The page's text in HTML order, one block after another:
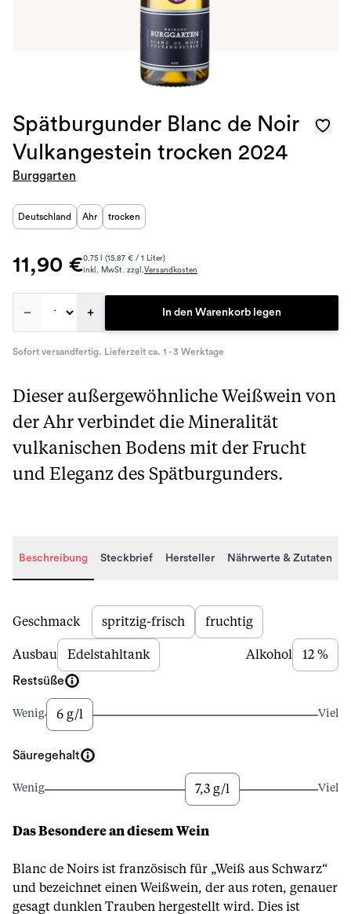
Spätburgunder Blanc de Noir
Vulkangestein trocken 2024
Burggarten
Deutschland Ahr trocken
11,90 €0.75 l (15.87 € / 1 Liter)
inkl. MwSt. zzgl.Versandkosten
– + In den Warenkorb legen
Sofort versandfertig. Lieferzeit ca. 1 - 3 Werktage
Dieser außergewöhnliche Weißwein von
der Ahr verbindet die Mineralität
vulkanischen Bodens mit der Frucht
und Eleganz des Spätburgunders.
Beschreibung Steckbrief Hersteller Nährwerte & Zutaten
Beschreibung
Geschmack spritzig-frisch fruchtig
Ausbau Edelstahltank Alkohol 12 %
Restsüße
Wenig 6 g/l Viel
Säuregehalt
Wenig 7,3 g/l Viel
Das Besondere an diesem Wein
Blanc de Noirs ist französisch für „Weiß aus Schwarz“
und bezeichnet einen Weißwein, der aus roten, genauer
gesagt dunklen Trauben hergestellt wird. Dies ist